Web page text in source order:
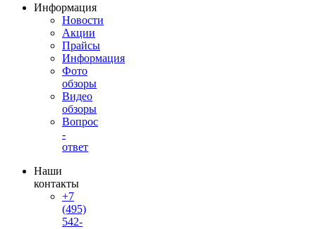
Информация
Новости
Акции
Прайсы
Информация
Фото
обзоры
Видео
обзоры
Вопрос
-
ответ
Наши
контакты
+7
(495)
542-